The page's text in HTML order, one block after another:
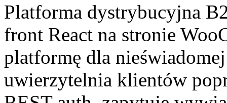
Platforma dystrybucyjna
front React na stronie
platformę dla
uwierzytelnia klientów